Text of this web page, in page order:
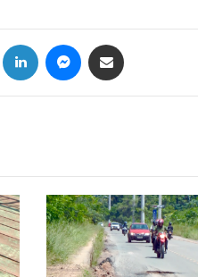
Linkedin Messenger